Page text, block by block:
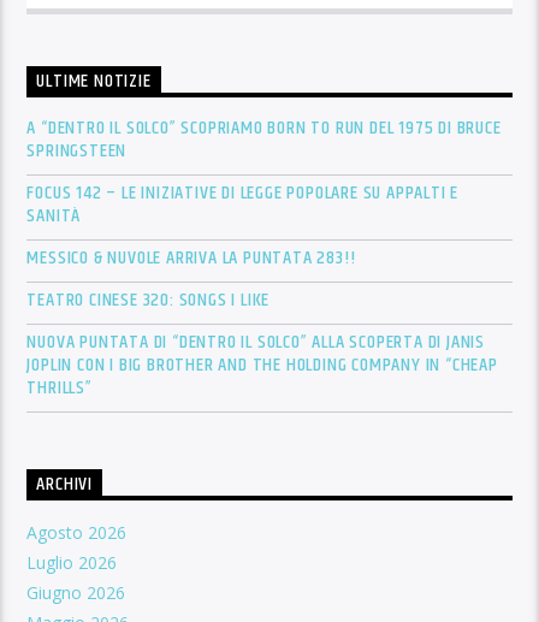
ULTIME NOTIZIE
A “DENTRO IL SOLCO” SCOPRIAMO BORN TO RUN DEL 1975 DI BRUCE
SPRINGSTEEN
FOCUS 142 – LE INIZIATIVE DI LEGGE POPOLARE SU APPALTI E
SANITÀ
MESSICO & NUVOLE ARRIVA LA PUNTATA 283!!
TEATRO CINESE 320: SONGS I LIKE
NUOVA PUNTATA DI “DENTRO IL SOLCO” ALLA SCOPERTA DI JANIS
JOPLIN CON I BIG BROTHER AND THE HOLDING COMPANY IN “CHEAP
THRILLS”
ARCHIVI
Agosto 2026
Luglio 2026
Giugno 2026